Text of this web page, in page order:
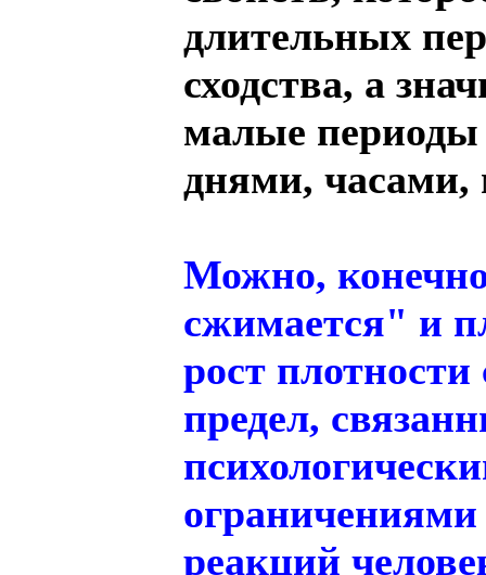
длительных
сходства, а
малые
днями, часами,
Можно,
сжимается" и
рост
предел,
реакций